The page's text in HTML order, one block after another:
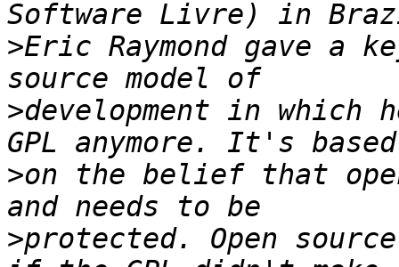
>Eric Raymond gave a
>development in which
>on the belief that
>protected. Open